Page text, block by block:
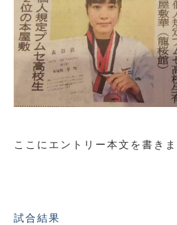
ここにエントリー本文を書きま
試合結果